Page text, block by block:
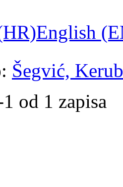
English
Šegvić,
od 1 zapisa